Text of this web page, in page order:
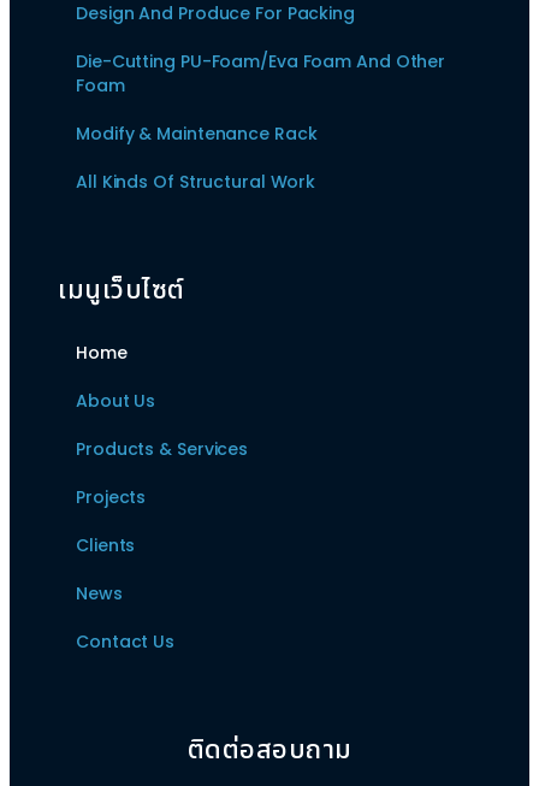
Design And Produce For Packing
Die-Cutting PU-Foam/Eva Foam And Other
Foam
Modify & Maintenance Rack
All Kinds Of Structural Work
เมนูเว็บไซต์
Home
About Us
Products & Services
Projects
Clients
News
Contact Us
ติดต่อสอบถาม